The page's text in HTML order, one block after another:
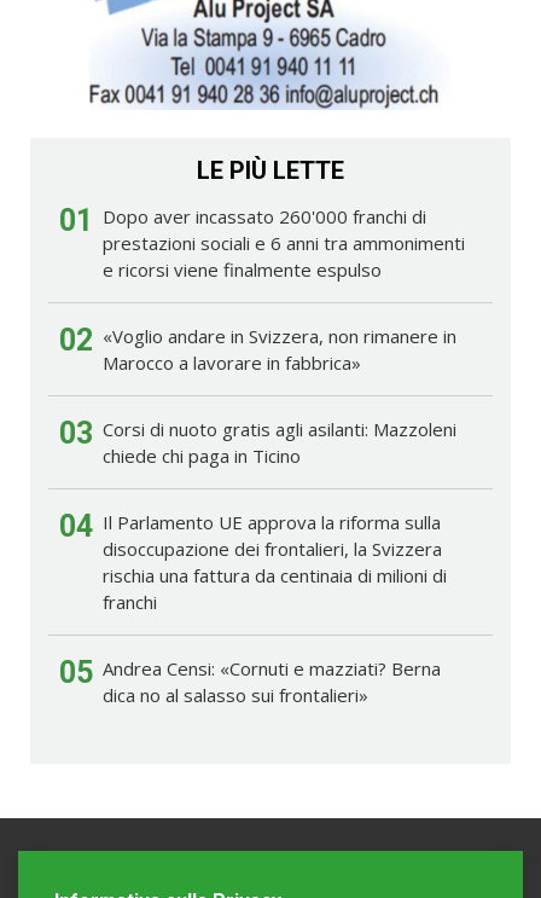
LE PIÙ LETTE
01
Dopo aver incassato 260'000 franchi di
prestazioni sociali e 6 anni tra ammonimenti
e ricorsi viene finalmente espulso
02 «Voglio andare in Svizzera, non rimanere in
Marocco a lavorare in fabbrica»
03 Corsi di nuoto gratis agli asilanti: Mazzoleni
chiede chi paga in Ticino
04 Il Parlamento UE approva la riforma sulla
disoccupazione dei frontalieri, la Svizzera
rischia una fattura da centinaia di milioni di
franchi
05 Andrea Censi: «Cornuti e mazziati? Berna
dica no al salasso sui frontalieri»